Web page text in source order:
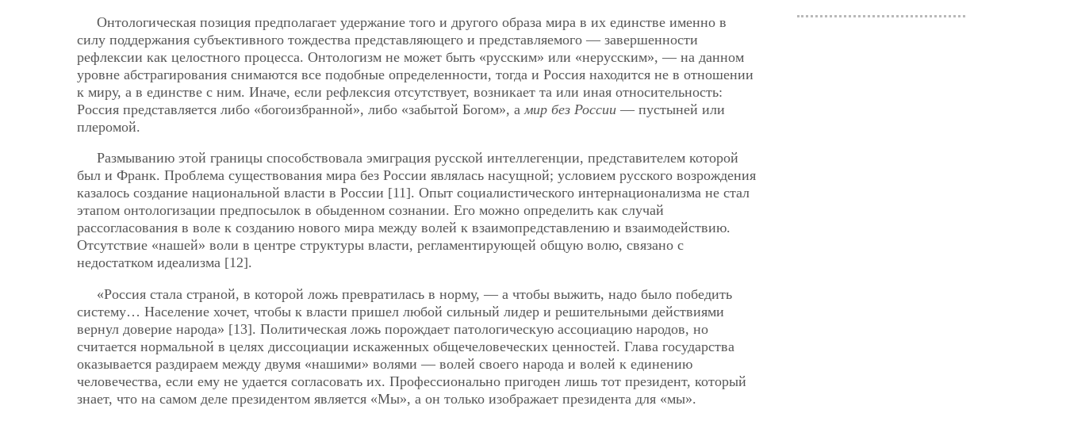
Онтологическая позиция предполагает удержание того и другого образа мира в их единстве именно в
силу поддержания субъективного тождества представляющего и представляемого — завершенности
рефлексии как целостного процесса. Онтологизм не может быть «русским» или «нерусским», — на данном
уровне абстрагирования снимаются все подобные определенности, тогда и Россия находится не в отношении
к миру, а в единстве с ним. Иначе, если рефлексия отсутствует, возникает та или иная относительность:
Россия представляется либо «богоизбранной», либо «забытой Богом», а мир без России — пустыней или
плеромой.
Размыванию этой границы способствовала эмиграция русской интеллегенции, представителем которой
был и Франк. Проблема существования мира без России являлась насущной; условием русского возрождения
казалось создание национальной власти в России [11]. Опыт социалистического интернационализма не стал
этапом онтологизации предпосылок в обыденном сознании. Его можно определить как случай
рассогласования в воле к созданию нового мира между волей к взаимопредставлению и взаимодействию.
Отсутствие «нашей» воли в центре структуры власти, регламентирующей общую волю, связано с
недостатком идеализма [12].
«Россия стала страной, в которой ложь превратилась в норму, — а чтобы выжить, надо было победить
систему… Население хочет, чтобы к власти пришел любой сильный лидер и решительными действиями
вернул доверие народа» [13]. Политическая ложь порождает патологическую ассоциацию народов, но
считается нормальной в целях диссоциации искаженных общечеловеческих ценностей. Глава государства
оказывается раздираем между двумя «нашими» волями — волей своего народа и волей к единению
человечества, если ему не удается согласовать их. Профессионально пригоден лишь тот президент, который
знает, что на самом деле президентом является «Мы», а он только изображает президента для «мы».